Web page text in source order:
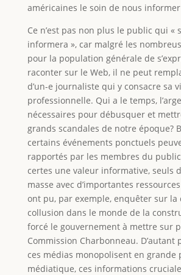
américaines le soin de nous
Ce n’est pas non plus le public qui «
informera », car malgré les
pour la population générale de
raconter sur le Web, il ne peut
d’un-e journaliste qui y consacre sa
professionnelle. Qui a le temps,
nécessaires pour débusquer et
grands scandales de notre époque?
certains événements ponctuels
rapportés par les membres du
certes une valeur informative, seuls
masse avec d’importantes
ont pu, par exemple, enquêter sur
collusion dans le monde de la
forcé le gouvernement à mettre sur
Commission Charbonneau. D’autant
ces médias monopolisent en grande
médiatique, ces informations